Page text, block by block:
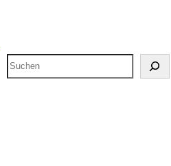
Suchen